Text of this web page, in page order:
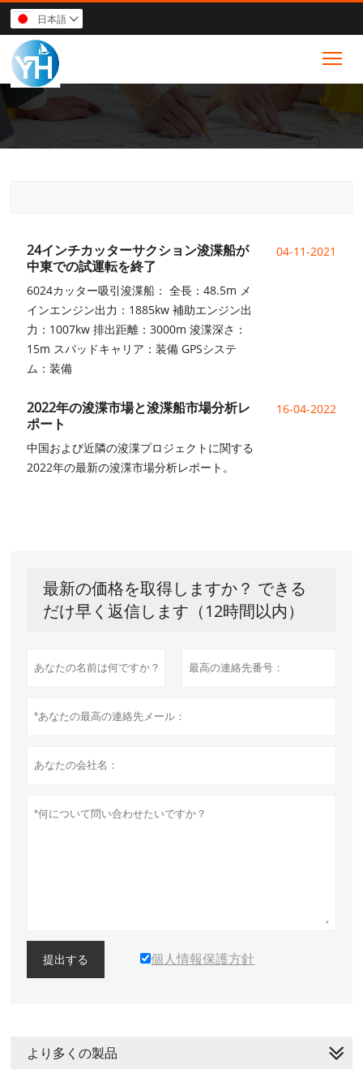
日本語 
04-11-2021
24インチカッターサクション浚渫船が
中東での試運転を終了
6024カッター吸引浚渫船： 全長：48.5m メ
インエンジン出力：1885kw 補助エンジン出
力：1007kw 排出距離：3000m 浚渫深さ：
15m スパッドキャリア：装備 GPSシステ
ム：装備
16-04-2022
2022年の浚渫市場と浚渫船市場分析レ
ポート
中国および近隣の浚渫プロジェクトに関する
2022年の最新の浚渫市場分析レポート。
最新の価格を取得しますか？ できる
だけ早く返信します（12時間以内）
提出する 個人情報保護方針
より多くの製品